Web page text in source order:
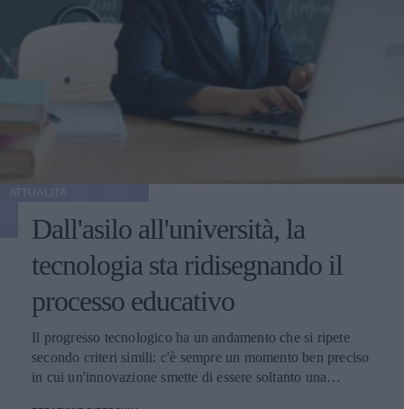
Dall'asilo all'università, la
tecnologia sta ridisegnando il
processo educativo
Il progresso tecnologico ha un andamento che si ripete
secondo criteri simili: c'è sempre un momento ben preciso
in cui un'innovazione smette di essere soltanto una